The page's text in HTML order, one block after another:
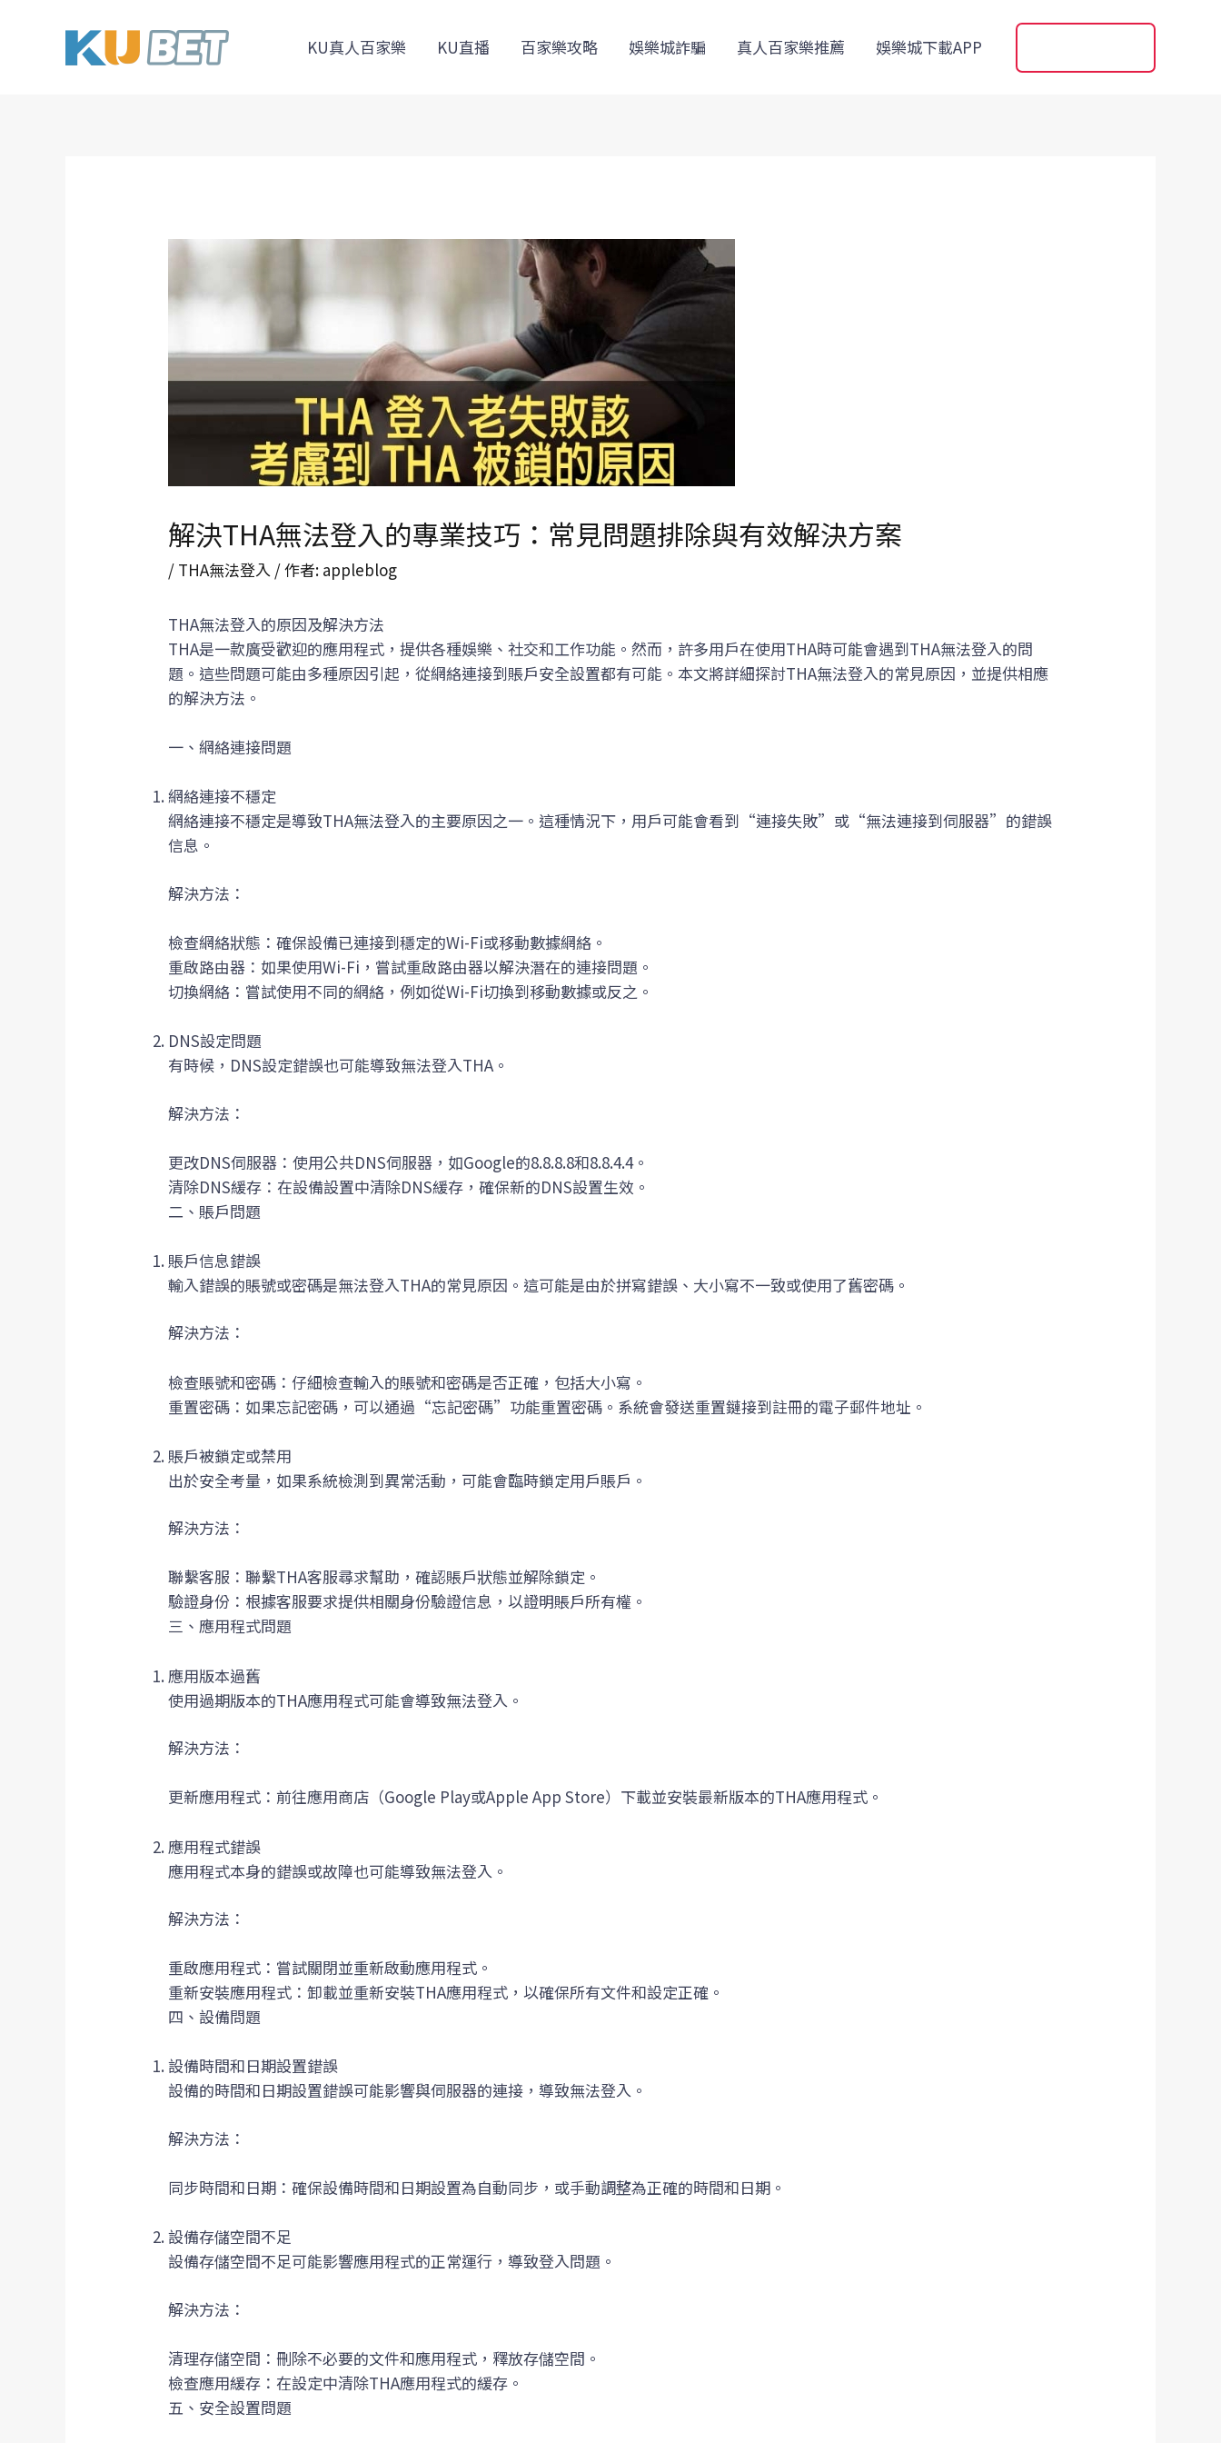
KU真人百家樂 KU直播 百家樂攻略 娛樂城詐騙 真人百家樂推薦 娛樂城下載APP
解決THA無法登入的專業技巧：常見問題排除與有效解決方案
/ THA無法登入 / 作者: appleblog
THA無法登入的原因及解決方法
THA是一款廣受歡迎的應用程式，提供各種娛樂、社交和工作功能。然而，許多用戶在使用THA時可能會遇到THA無法登入的問
題。這些問題可能由多種原因引起，從網絡連接到賬戶安全設置都有可能。本文將詳細探討THA無法登入的常見原因，並提供相應
的解決方法。
一、網絡連接問題
網絡連接不穩定
網絡連接不穩定是導致THA無法登入的主要原因之一。這種情況下，用戶可能會看到“連接失敗”或“無法連接到伺服器”的錯誤
信息。
解決方法：
檢查網絡狀態：確保設備已連接到穩定的Wi-Fi或移動數據網絡。
重啟路由器：如果使用Wi-Fi，嘗試重啟路由器以解決潛在的連接問題。
切換網絡：嘗試使用不同的網絡，例如從Wi-Fi切換到移動數據或反之。
DNS設定問題
有時候，DNS設定錯誤也可能導致無法登入THA。
解決方法：
更改DNS伺服器：使用公共DNS伺服器，如Google的8.8.8.8和8.8.4.4。
清除DNS緩存：在設備設置中清除DNS緩存，確保新的DNS設置生效。
二、賬戶問題
賬戶信息錯誤
輸入錯誤的賬號或密碼是無法登入THA的常見原因。這可能是由於拼寫錯誤、大小寫不一致或使用了舊密碼。
解決方法：
檢查賬號和密碼：仔細檢查輸入的賬號和密碼是否正確，包括大小寫。
重置密碼：如果忘記密碼，可以通過“忘記密碼”功能重置密碼。系統會發送重置鏈接到註冊的電子郵件地址。
賬戶被鎖定或禁用
出於安全考量，如果系統檢測到異常活動，可能會臨時鎖定用戶賬戶。
解決方法：
聯繫客服：聯繫THA客服尋求幫助，確認賬戶狀態並解除鎖定。
驗證身份：根據客服要求提供相關身份驗證信息，以證明賬戶所有權。
三、應用程式問題
應用版本過舊
使用過期版本的THA應用程式可能會導致無法登入。
解決方法：
更新應用程式：前往應用商店（Google Play或Apple App Store）下載並安裝最新版本的THA應用程式。
應用程式錯誤
應用程式本身的錯誤或故障也可能導致無法登入。
解決方法：
重啟應用程式：嘗試關閉並重新啟動應用程式。
重新安裝應用程式：卸載並重新安裝THA應用程式，以確保所有文件和設定正確。
四、設備問題
設備時間和日期設置錯誤
設備的時間和日期設置錯誤可能影響與伺服器的連接，導致無法登入。
解決方法：
同步時間和日期：確保設備時間和日期設置為自動同步，或手動調整為正確的時間和日期。
設備存儲空間不足
設備存儲空間不足可能影響應用程式的正常運行，導致登入問題。
解決方法：
清理存儲空間：刪除不必要的文件和應用程式，釋放存儲空間。
檢查應用緩存：在設定中清除THA應用程式的緩存。
五、安全設置問題
navigation